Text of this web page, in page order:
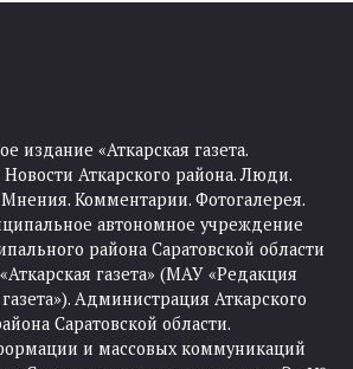
издание «Аткарская газета.
Аткарского района. Люди.
Комментарии. Фотогалерея.
автономное учреждение
района Саратовской области
газета» (МАУ «Редакция
Администрация Аткарского
Саратовской области.
и массовых коммуникаций